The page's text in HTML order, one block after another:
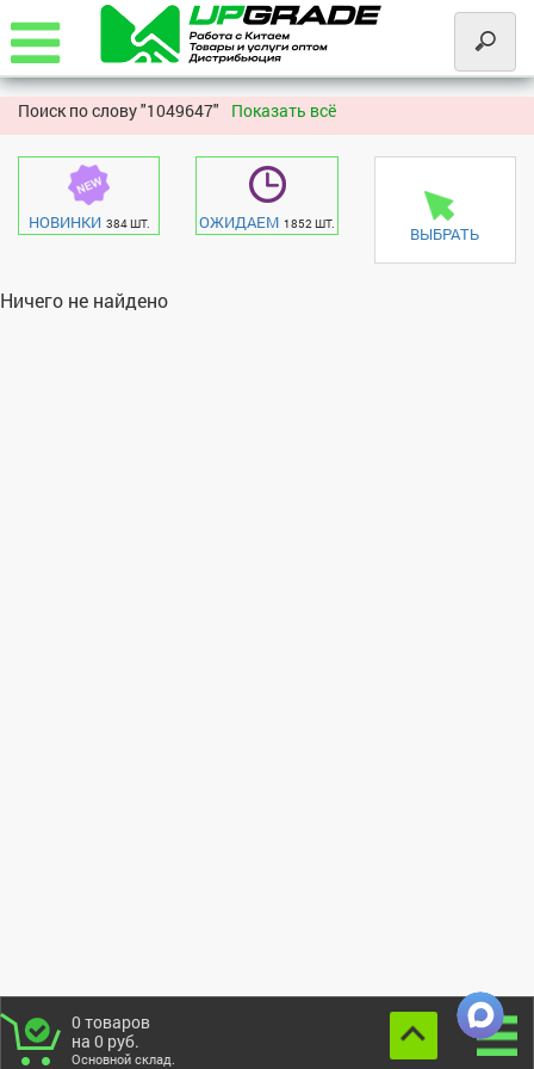
Поиск по слову "1049647" Показать всё
НОВИНКИ 384 ШТ. ОЖИДАЕМ 1852 ШТ. ВЫБРАТЬ
Ничего не найдено
0 товаров
на 0 руб.
Основной склад.